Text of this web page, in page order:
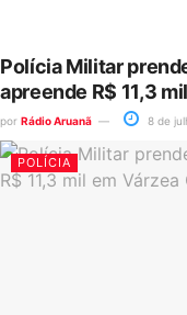
Polícia Militar
apreende R$ 11,3
por Rádio Aruanã 8 de
POLÍCIA